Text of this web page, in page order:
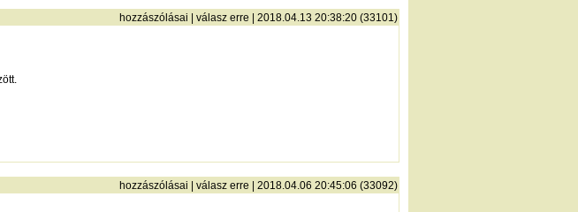
hozzászólásai | válasz erre | 2018.04.13 20:38:20 (33101)
hozzászólásai | válasz erre | 2018.04.06 20:45:06 (33092)